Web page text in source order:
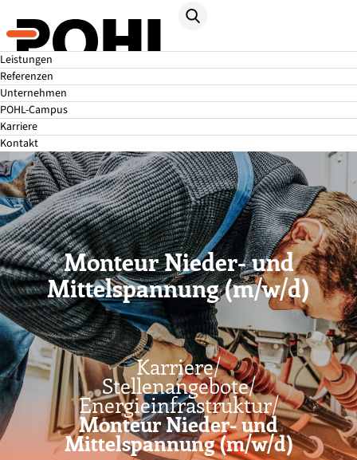
Leistungen
Referenzen
Unternehmen
POHL-Campus
Karriere
Kontakt
Monteur Nieder- und
Mittelspannung (m/w/d)
Karriere/
Stellenangebote/
Energie­infrastruktur/
Monteur Nieder- und
Mittelspannung (m/w/d)